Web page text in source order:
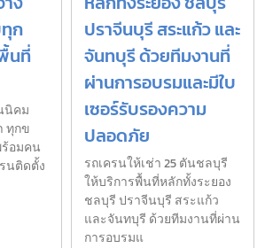
ก
นที่
นิคม
ทุกข
อมคน
นติดตั้ง
ปราจีนบุรี สระแก้ว และ
จันทบุรี ด้วยทีมงานที่
ผ่านการอบรมและมีใบ
เซอร์รับรองความ
ปลอดภัย
รถเครนให้เช่า 25 ตันชลบุรี
ให้บริการพื้นที่หลักทั้งระยอง
ชลบุรี ปราจีนบุรี สระแก้ว
และจันทบุรี ด้วยทีมงานที่ผ่าน
การอบรมแ